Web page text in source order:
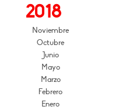
2018
Noviembre
Octubre
Junio
Mayo
Marzo
Febrero
Enero